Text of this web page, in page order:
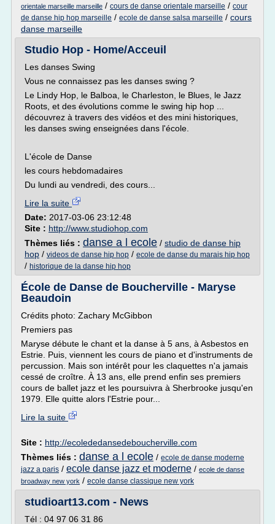
orientale marseille marseille / cours de danse orientale marseille / cour
de danse hip hop marseille / ecole de danse salsa marseille / cours
danse marseille
Studio Hop - Home/Acceuil
Les danses Swing
Vous ne connaissez pas les danses swing ?
Le Lindy Hop, le Balboa, le Charleston, le Blues, le Jazz
Roots, et des évolutions comme le swing hip hop ...
découvrez à travers des vidéos et des mini historiques,
les danses swing enseignées dans l'école.
L'école de Danse
les cours hebdomadaires
Du lundi au vendredi, des cours...
Lire la suite
Date: 2017-03-06 23:12:48
Site : http://www.studiohop.com
Thèmes liés : danse a l ecole / studio de danse hip
hop / videos de danse hip hop / ecole de danse du marais hip hop
/ historique de la danse hip hop
École de Danse de Boucherville - Maryse
Beaudoin
Crédits photo: Zachary McGibbon
Premiers pas
Maryse débute le chant et la danse à 5 ans, à Asbestos en
Estrie. Puis, viennent les cours de piano et d'instruments de
percussion. Mais son intérêt pour les claquettes n'a jamais
cessé de croître. À 13 ans, elle prend enfin ses premiers
cours de ballet jazz et les poursuivra à Sherbrooke jusqu'en
1979. Elle quitte alors l'Estrie pour...
Lire la suite
Site : http://ecolededansedeboucherville.com
Thèmes liés : danse a l ecole / ecole de danse moderne
jazz a paris / ecole danse jazz et moderne / ecole de danse
broadway new york / ecole danse classique new york
studioart13.com - News
Tél : 04 97 06 31 86